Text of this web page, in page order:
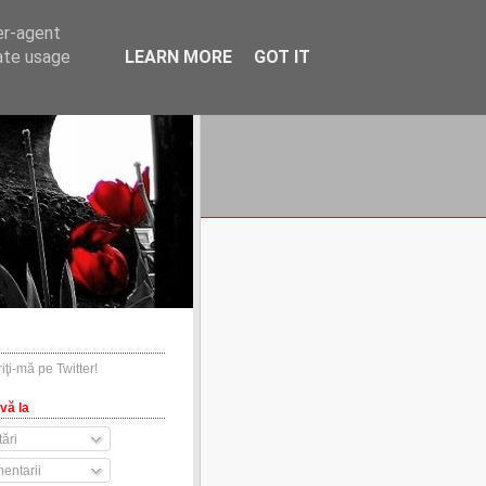
la
agent
usage
LEARN MORE GOT IT